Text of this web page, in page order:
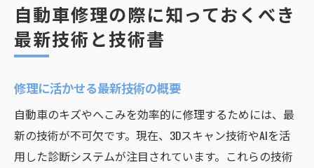
自動車修理の際に知っておくべき
最新技術と技術書
修理に活かせる最新技術の概要
自動車のキズやへこみを効率的に修理するためには、最
新の技術が不可欠です。現在、3Dスキャン技術やAIを活
用した診断システムが注目されています。これらの技術